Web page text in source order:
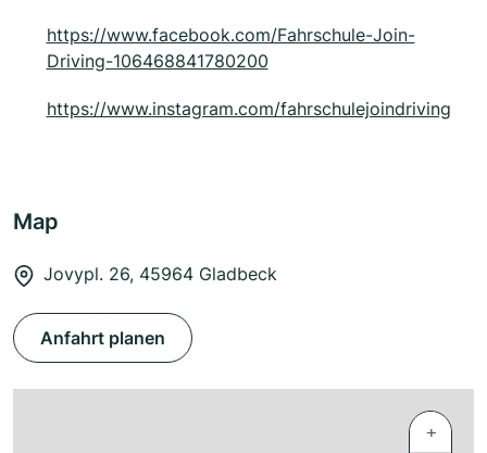
https://www.facebook.com/Fahrschule-Join-
Driving-106468841780200
https://www.instagram.com/fahrschulejoindriving
Map
Jovypl. 26, 45964 Gladbeck
Anfahrt planen
+